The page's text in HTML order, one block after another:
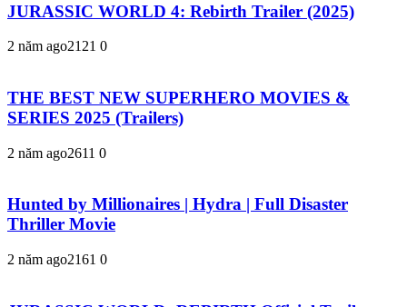
JURASSIC WORLD 4: Rebirth Trailer (2025)
2 năm ago2121 0
THE BEST NEW SUPERHERO MOVIES &
SERIES 2025 (Trailers)
2 năm ago2611 0
Hunted by Millionaires | Hydra | Full Disaster
Thriller Movie
2 năm ago2161 0